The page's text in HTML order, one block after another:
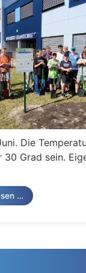
Die
30 Grad sein.
…